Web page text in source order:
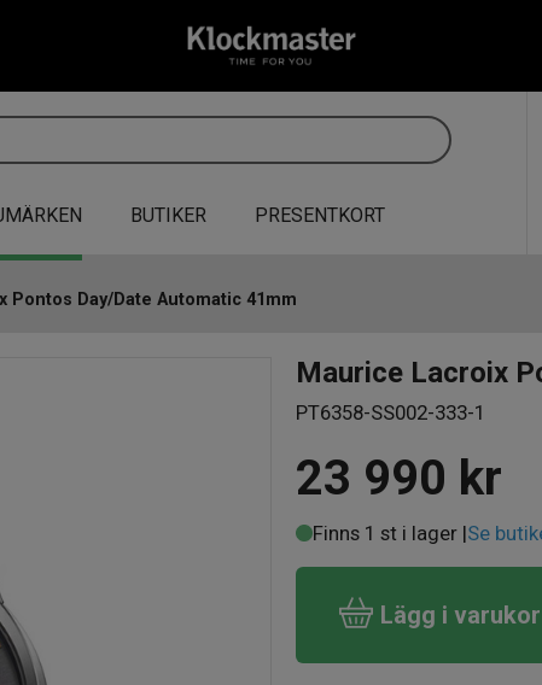
BUTIKER PRESENTKORT
Pontos Day/Date Automatic 41mm
Maurice Lacroix
PT6358-SS002-333-1
23 990 kr
Finns 1 st i lager |Se
Lägg i